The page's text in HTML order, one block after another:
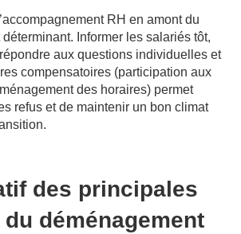
RH en amont du
Informer les salariés tôt,
aux questions individuelles et
compensatoires (participation aux
des horaires) permet
refus et de maintenir un bon climat
des principales
déménagement